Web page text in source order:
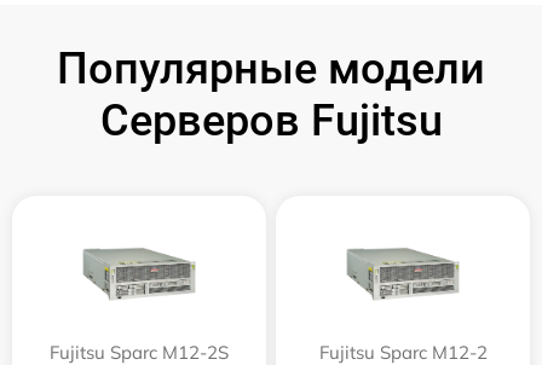
Популярные модели
Серверов Fujitsu
Fujitsu Sparc M12-2S Fujitsu Sparc M12-2